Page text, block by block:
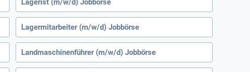
Lagerist (m/w/d) Jobbörse
Lagermitarbeiter (m/w/d) Jobbörse
Landmaschinenführer (m/w/d) Jobbörse